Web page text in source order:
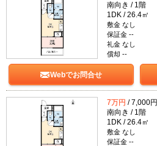
南向き / 1階
1DK / 26.4㎡
敷金 なし
保証金 --
礼金 なし
償却 --
Webでお問合せ
7万円 / 7,000円
南向き / 1階
1DK / 26.4㎡
敷金 なし
保証金 --